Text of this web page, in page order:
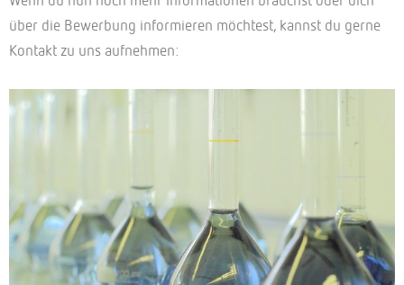
über die Bewerbung informieren möchtest, kannst du gerne
Kontakt zu uns aufnehmen: